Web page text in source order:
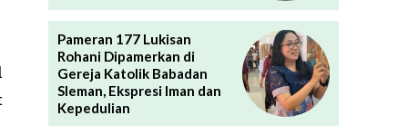
Pameran 177 Lukisan
Rohani Dipamerkan di
Gereja Katolik Babadan
Sleman, Ekspresi Iman dan
Kepedulian